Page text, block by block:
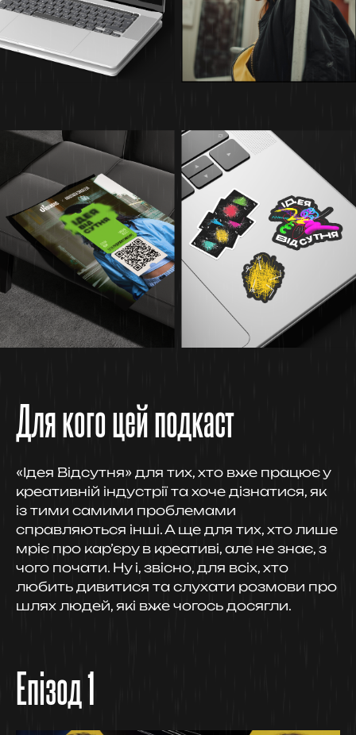
Для кого цей подкаст
«Ідея Відсутня» для тих, хто вже працює у
креативній індустрії та хоче дізнатися, як
із тими самими проблемами
справляються інші. А ще для тих, хто лише
мріє про кар’єру в креативі, але не знає, з
чого почати. Ну і, звісно, для всіх, хто
любить дивитися та слухати розмови про
шлях людей, які вже чогось досягли.
Епізод 1